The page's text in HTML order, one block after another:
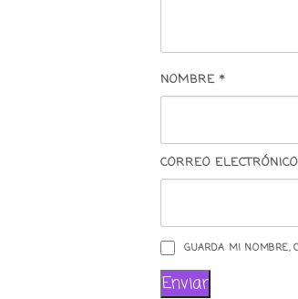
NOMBRE *
CORREO ELECTRÓNICO
GUARDA MI NOMBRE,